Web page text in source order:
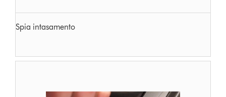
Spia intasamento